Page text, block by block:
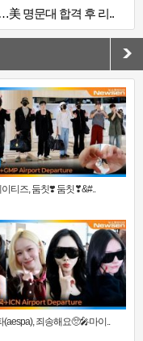
美 명문대 합격 후 리..
티즈, 둠칫❣️ 둠칫❣&#..
(aespa), 죄송해요🥺🎤마이..